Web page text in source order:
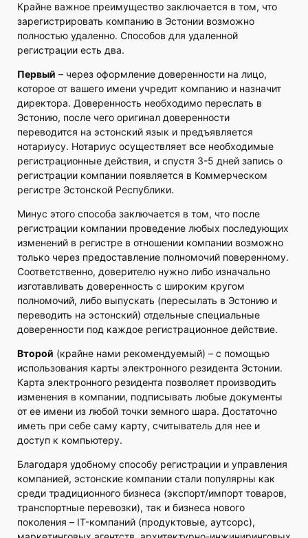
Крайне важное преимущество заключается в том, что
зарегистрировать компанию в Эстонии возможно
полностью удаленно. Способов для удаленной
регистрации есть два.
Первый – через оформление доверенности на лицо,
которое от вашего имени учредит компанию и назначит
директора. Доверенность необходимо переслать в
Эстонию, после чего оригинал доверенности
переводится на эстонский язык и предъявляется
нотариусу. Нотариус осуществляет все необходимые
регистрационные действия, и спустя 3-5 дней запись о
регистрации компании появляется в Коммерческом
регистре Эстонской Республики.
Минус этого способа заключается в том, что после
регистрации компании проведение любых последующих
изменений в регистре в отношении компании возможно
только через предоставление полномочий поверенному.
Соответственно, доверителю нужно либо изначально
изготавливать доверенность с широким кругом
полномочий, либо выпускать (пересылать в Эстонию и
переводить на эстонский) отдельные специальные
доверенности под каждое регистрационное действие.
Второй (крайне нами рекомендуемый) – с помощью
использования карты электронного резидента Эстонии.
Карта электронного резидента позволяет производить
изменения в компании, подписывать любые документы
от ее имени из любой точки земного шара. Достаточно
иметь при себе саму карту, считыватель для нее и
доступ к компьютеру.
Благодаря удобному способу регистрации и управления
компанией, эстонские компании стали популярны как
среди традиционного бизнеса (экспорт/импорт товаров,
транспортные перевозки), так и бизнеса нового
поколения – IT-компаний (продуктовые, аутсорс),